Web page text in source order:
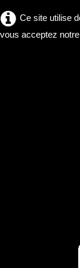
Ce site utilise
vous acceptez